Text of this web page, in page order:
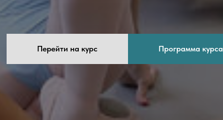
Перейти на курс Программа курса